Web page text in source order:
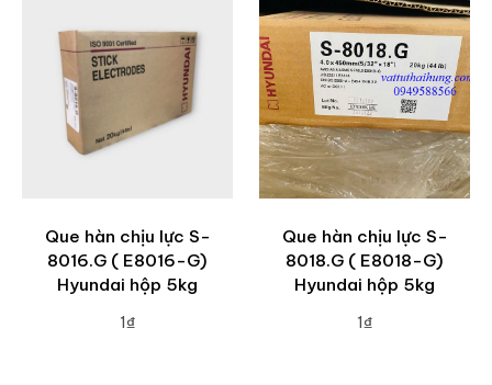
Que hàn chịu lực S-
8016.G ( E8016-G)
Hyundai hộp 5kg
1₫
Que hàn chịu lực S-
8018.G ( E8018-G)
Hyundai hộp 5kg
1₫